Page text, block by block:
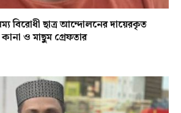
বিরোধী ছাত্র আন্দোলনের দায়েরকৃত
কানা ও মাছুম গ্রেফতার